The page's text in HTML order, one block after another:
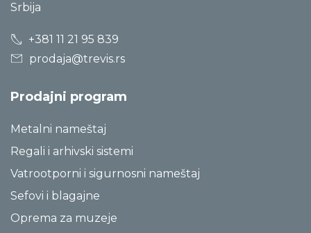
Srbija
+381 11 21 95 839
prodaja@trevis.rs
Prodajni program
Metalni nameštaj
Regali i arhivski sistemi
Vatrootporni i sigurnosni nameštaj
Sefovi i blagajne
Oprema za muzeje